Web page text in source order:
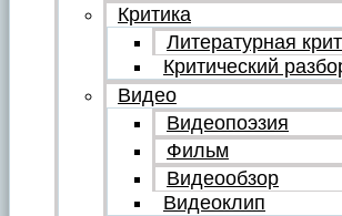
Критика
Литературная
Критический
Видео
Видеопоэзия
Фильм
Видеообзор
Видеоклип